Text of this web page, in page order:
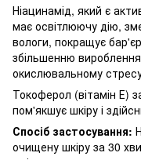
Ніацинамід, який є
має освітлюючу дію,
вологи, покращує
збільшенню вироблення
окислювальному
Токоферол (вітамін Е)
пом'якшує шкіру і
Спосіб застосування:
очищену шкіру за 30